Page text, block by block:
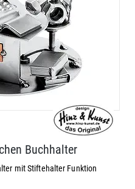
Buchhalter
mit Stiftehalter Funktion